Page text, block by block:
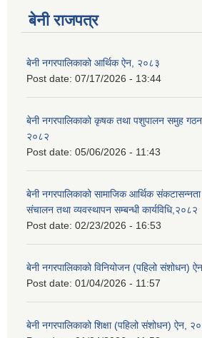
बेनी राजपत्र
बेनी नगरपालिकाको आर्थिक ऐन, २०८३
Post date: 07/17/2026 - 13:44
बेनी नगरपालिकाको कृषक तथा पशुपालन समुह गठन
२०८२
Post date: 05/06/2026 - 11:43
बेनी नगरपालिकाको सामाजिक आर्थिक
संचालन तथा व्यवस्थापन सम्बन्धी कार्यविधि,२०८२
Post date: 02/23/2026 - 16:53
बेनी नगरपालिकाको विनियोजन (पहिलो संशोधन)
Post date: 01/04/2026 - 11:57
बेनी नगरपालिकाको शिक्षा (पहिलो संशोधन) ऐन,